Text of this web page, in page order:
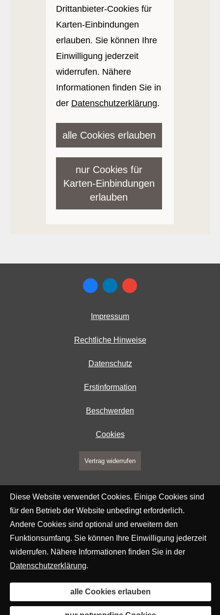
Drittanbieter-Cookies für
Karten-Einbindungen
erlauben. Sie können Ihre
Einwilligung jederzeit
widerrufen. Nähere
Informationen finden Sie in
der Datenschutzerklärung.
alle Cookies erlauben
nur Cookies für
Karten-Einbindungen
erlauben
Impressum
Rechtliche Hinweise
Datenschutz
Erstinformation
Beschwerden
Cookies
Vertrag widerrufen
Diese Website verwendet Cookies. Einige Cookies sind
für den Betrieb der Website unbedingt erforderlich.
Andere Cookies sind optional und erweitern den
Funktionsumfang. Sie können Ihre Einwilligung jederzeit
widerrufen. Nähere Informationen finden Sie in der
Datenschutzerklärung.
alle Cookies erlauben